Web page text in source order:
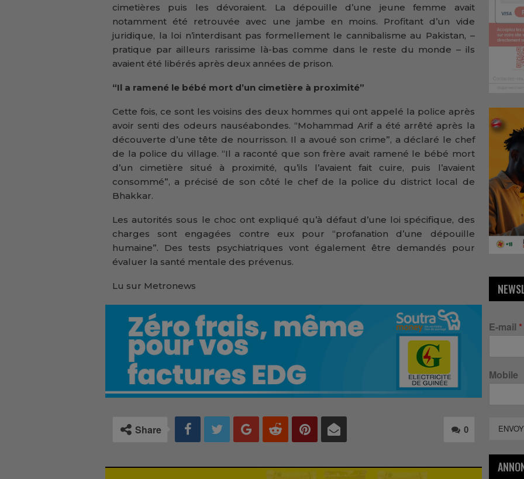
cimetières puis les dévoraient. La dépouille d’une jeune femme avait
notamment été retrouvée avec une jambe en moins. Profitant d’un vide
juridique, la loi n’interdisant pas formellement le cannibalisme au Pakistan, –
pratique par ailleurs rarissime là-bas comme dans le reste du monde – ils
avaient été libérés après deux années de prison.
“Il a ramené le bébé mort d’un cimetière à proximité”
Cette fois, ce sont les voisins des deux hommes qui ont appelé la police après
avoir senti des odeurs nauséabondes. “Mohammad Arif a été arrêté après la
découverte d’une tête de nourrisson. Il a avoué son crime”, a déclaré le chef
de la police du village. “Il a raconté que son frère avait ramené le bébé mort
d’un cimetière situé à proximité, qu’ils l’avaient fait cuire, puis l’avaient
consommé”, a précisé de son côté le chef de la police du district local de
Bhakkar.
Les autorités sous le choc ont expliqué qu’à défaut d’une loi spécifique, des
charges sont engagées contre eux pour “profanation d’une dépouille
humaine”. Des tests psychiatriques vont également être demandés pour
évaluer la santé mentale des prévenus.
Lu sur Metronews
0
Share
E-mail *
Mobile